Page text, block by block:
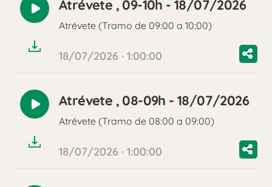
Reproducir
audio
Atrévete , 09-10h - 18/07/2026
Atrévete (Tramo de 09:00 a 10:00)
18/07/2026 · 1:00:00
Reproducir
audio
Atrévete , 08-09h - 18/07/2026
Atrévete (Tramo de 08:00 a 09:00)
18/07/2026 · 1:00:00